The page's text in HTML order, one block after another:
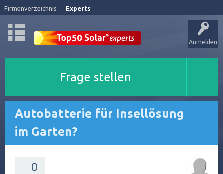
Firmenverzeichnis Experts
Anmelden
Frage stellen
Autobatterie für Insellösung
im Garten?
0